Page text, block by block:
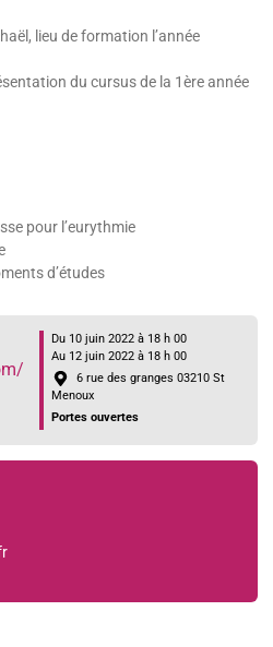
Du 10 juin 2022 à 18 h 00
Au 12 juin 2022 à 18 h 00
6 rue des granges 03210 St
Menoux
Portes ouvertes
lieu de formation l’année
du cursus de la 1ère année
pour l’eurythmie
d’études